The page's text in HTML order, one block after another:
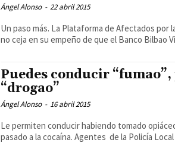
Ángel Alonso - 22 abril 2015
Un paso más. La Plataforma de Afectados por
no ceja en su empeño de que el Banco Bilbao
Puedes conducir “fumao”,
“drogao”
Ángel Alonso - 16 abril 2015
Le permiten conducir habiendo tomado
pasado a la cocaína. Agentes de la Policía